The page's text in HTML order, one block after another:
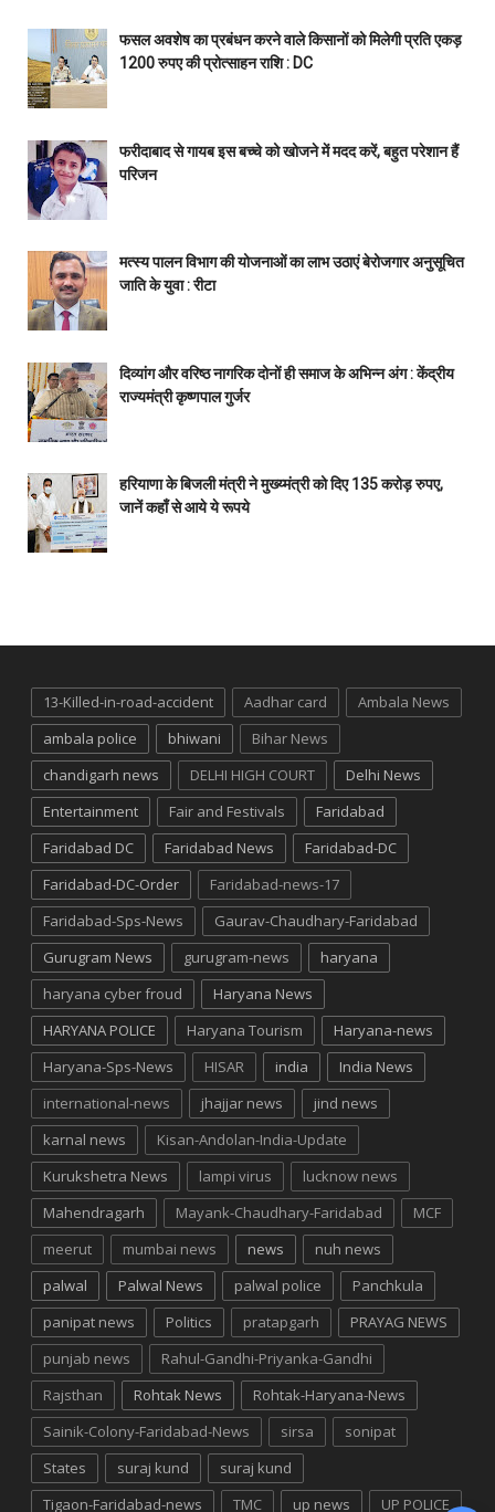
फसल अवशेष का प्रबंधन करने वाले किसानों को मिलेगी प्रति एकड़
1200 रुपए की प्रोत्साहन राशि : DC
फरीदाबाद से गायब इस बच्चे को खोजने में मदद करें, बहुत परेशान हैं
परिजन
मत्स्य पालन विभाग की योजनाओं का लाभ उठाएं बेरोजगार अनुसूचित
जाति के युवा : रीटा
दिव्यांग और वरिष्ठ नागरिक दोनों ही समाज के अभिन्न अंग : केंद्रीय
राज्यमंत्री कृष्णपाल गुर्जर
हरियाणा के बिजली मंत्री ने मुख्य्मंत्री को दिए 135 करोड़ रुपए,
जानें कहाँ से आये ये रूपये
13-Killed-in-road-accident Aadhar card
Ambala News
ambala police
bhiwani
Bihar News
chandigarh news
DELHI HIGH COURT
Delhi News
Entertainment
Fair and Festivals
Faridabad
Faridabad DC
Faridabad News
Faridabad-DC
Faridabad-DC-Order
Faridabad-news-17
Faridabad-Sps-News
Gaurav-Chaudhary-Faridabad
Gurugram News
gurugram-news
haryana
haryana cyber froud
Haryana News
HARYANA POLICE
Haryana Tourism
Haryana-news
Haryana-Sps-News
HISAR india
India News
international-news
jhajjar news
jind news
karnal news
Kisan-Andolan-India-Update
Kurukshetra News
lampi virus
lucknow news
Mahendragarh
Mayank-Chaudhary-Faridabad
MCF
meerut
mumbai news news
nuh news
palwal
Palwal News palwal police
Panchkula
panipat news
Politics pratapgarh
PRAYAG NEWS
punjab news
Rahul-Gandhi-Priyanka-Gandhi
Rajsthan
Rohtak News
Rohtak-Haryana-News
Sainik-Colony-Faridabad-News
sirsa
sonipat
States
suraj kund
suraj kund
Tigaon-Faridabad-news
TMC up news UP POLICE